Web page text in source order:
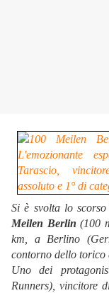
Si è svolta lo
Meilen Berlin (100
km, a Berlino
contorno dello
Uno dei
Runners), vincitore